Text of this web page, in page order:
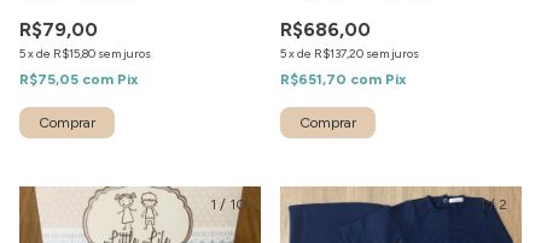
R$79,00
5xde R$15,80 sem juros
R$75,05 com Pix
R$686,00
5xde R$137,20 sem juros
R$651,70 com Pix
1 / 10 1/2